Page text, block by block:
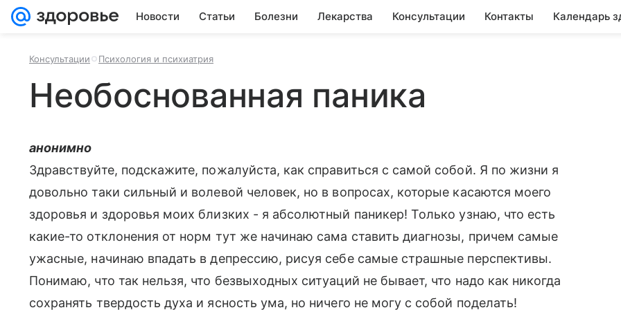
Новости Статьи Болезни Лекарства Консультации Контакты Календарь
Консультации Психология и психиатрия
Необоснованная паника
анонимно
Здравствуйте, подскажите, пожалуйста, как справиться с самой собой. Я по жизни я
довольно таки сильный и волевой человек, но в вопросах, которые касаются моего
здоровья и здоровья моих близких - я абсолютный паникер! Только узнаю, что есть
какие-то отклонения от норм тут же начинаю сама ставить диагнозы, причем самые
ужасные, начинаю впадать в депрессию, рисуя себе самые страшные перспективы.
Понимаю, что так нельзя, что безвыходных ситуаций не бывает, что надо как никогда
сохранять твердость духа и ясность ума, но ничего не могу с собой поделать!